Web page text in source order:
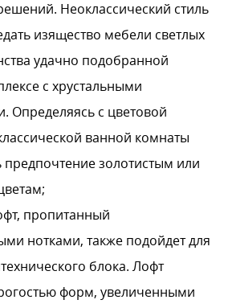
Неоклассический стиль
изящество мебели светлых
удачно подобранной
с хрустальными
Определяясь с цветовой
ванной комнаты
предпочтение золотистым или
пропитанный
нотками, также подойдет для
блока. Лофт
форм, увеличенными